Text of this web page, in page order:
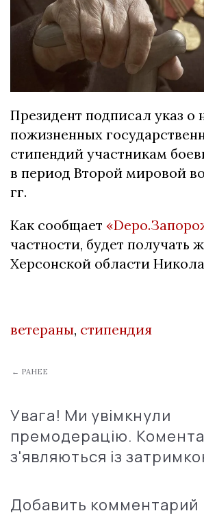
Президент подписал указ о
пожизненных
стипендий участникам
в период Второй мировой
гг.
Как сообщает
частности, будет получать
Херсонской области
ветераны, стипендия
← РАНЕЕ
Увага! Ми увімкнули
премодерацію.
з'являються із
Добавить комментарий